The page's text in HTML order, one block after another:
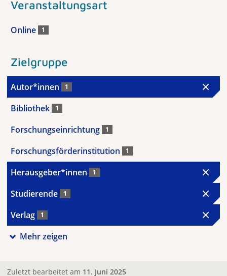
Veranstaltungsart
Online 1
Zielgruppe
Autor*innen 1
Bibliothek 1
Forschungseinrichtung 1
Forschungsförderinstitution 1
Herausgeber*innen 1
Studierende 1
Verlag 1
Mehr zeigen
Zuletzt bearbeitet am 11. Juni 2025